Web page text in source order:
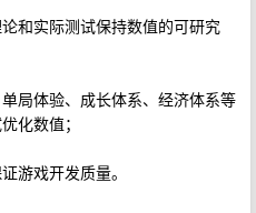
和实际测试保持数值的可研究
局体验、成长体系、经济体系等
化数值；
游戏开发质量。